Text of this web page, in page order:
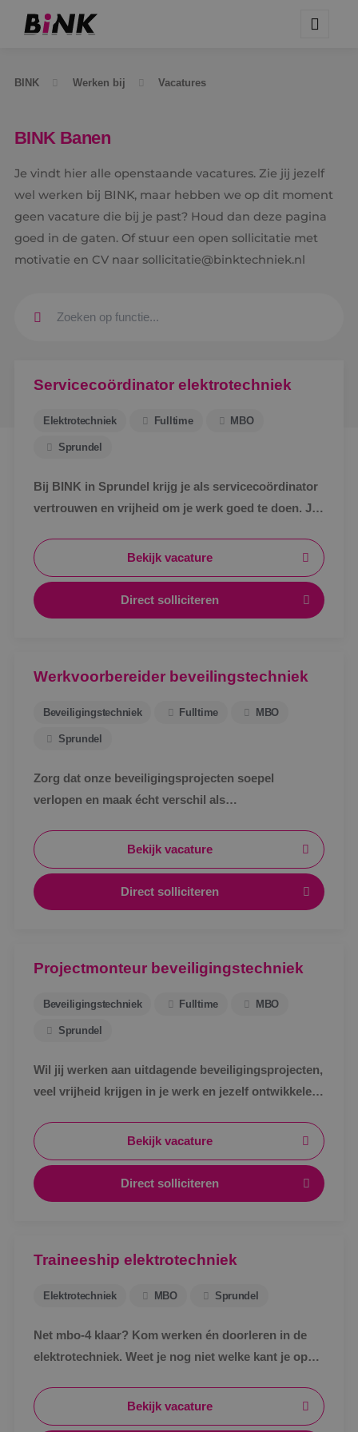
BINK Werken bij Vacatures
BINK Banen
Je vindt hier alle openstaande vacatures. Zie jij jezelf
wel werken bij BINK, maar hebben we op dit moment
geen vacature die bij je past? Houd dan deze pagina
goed in de gaten. Of stuur een open sollicitatie met
motivatie en CV naar sollicitatie@binktechniek.nl
Servicecoördinator elektrotechniek
Elektrotechniek Fulltime MBO
Sprundel
Bij BINK in Sprundel krijg je als servicecoördinator
vertrouwen en vrijheid om je werk goed te doen. Je
waar je aan toe bent.Bekijk vacature
Direct solliciteren
Werkvoorbereider beveilingstechniek
Beveiligingstechniek Fulltime MBO
Sprundel
Zorg dat onze beveiligingsprojecten soepel
verlopen en maak écht verschil als
Bekijk vacature
Direct solliciteren
Projectmonteur beveiligingstechniek
Beveiligingstechniek Fulltime MBO
Sprundel
Wil jij werken aan uitdagende beveiligingsprojecten,
veel vrijheid krijgen in je werk en jezelf ontwikkelen
Bekijk vacature
Direct solliciteren
Traineeship elektrotechniek
Elektrotechniek MBO Sprundel
Net mbo-4 klaar? Kom werken én doorleren in de
elektrotechniek. Weet je nog niet welke kant je op
probleem. Bij BINK ga je het ontdekken in de
praktijk.
Bekijk vacature